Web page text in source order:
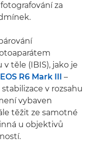
za
těle (IBIS), jako je
R6 Mark III –
v rozsahu
vybaven
těžit ze samotné
u objektivů